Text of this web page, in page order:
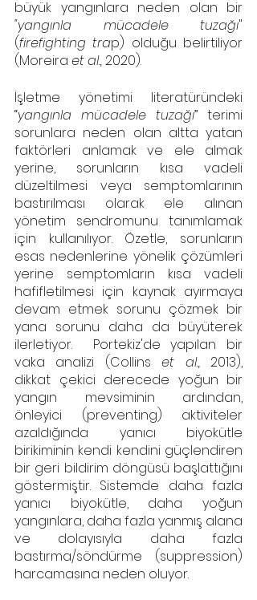
"yangınla mücadele tuzağı"
(firefighting trap) olduğu belirtiliyor
(Moreira et al., 2020).
İşletme yönetimi literatüründeki
“yangınla mücadele tuzağı” terimi
sorunlara neden olan altta yatan
faktörleri anlamak ve ele almak
yerine, sorunların kısa vadeli
düzeltilmesi veya semptomlarının
bastırılması olarak ele alınan
yönetim sendromunu tanımlamak
için kullanılıyor. Özetle, sorunların
esas nedenlerine yönelik çözümleri
yerine semptomların kısa vadeli
hafifletilmesi için kaynak ayırmaya
devam etmek sorunu çözmek bir
yana sorunu daha da büyüterek
ilerletiyor.  Portekiz'de yapılan bir
vaka analizi (Collins et al., 2013),
dikkat çekici derecede yoğun bir
yangın mevsiminin ardından,
önleyici (preventing) aktiviteler
azaldığında yanıcı biyokütle
birikiminin kendi kendini güçlendiren
bir geri bildirim döngüsü başlattığını
göstermiştir. Sistemde daha fazla
yanıcı biyokütle, daha yoğun
yangınlara, daha fazla yanmış alana
ve dolayısıyla daha fazla
bastırma/söndürme (suppression)
harcamasına neden oluyor.